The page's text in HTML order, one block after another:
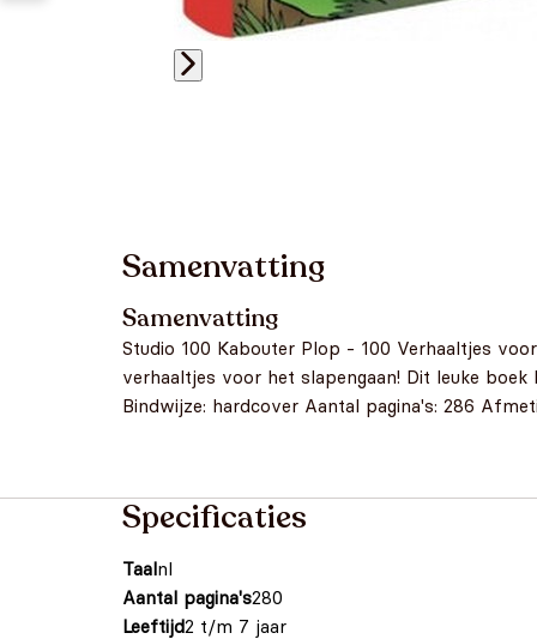
Samenvatting
Samenvatting
Studio 100 Kabouter Plop - 100 Verhaaltjes
verhaaltjes voor het slapengaan! Dit leuke
Bindwijze: hardcover Aantal pagina's: 286
Specificaties
Taalnl
Aantal pagina's280
Leeftijd2 t/m 7 jaar